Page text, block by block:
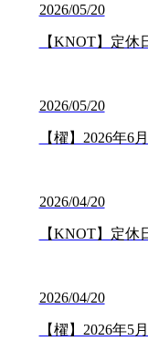
2026/05/20
【KNOT】定休
2026/05/20
【櫂】2026年6
2026/04/20
【KNOT】定休
2026/04/20
【櫂】2026年5